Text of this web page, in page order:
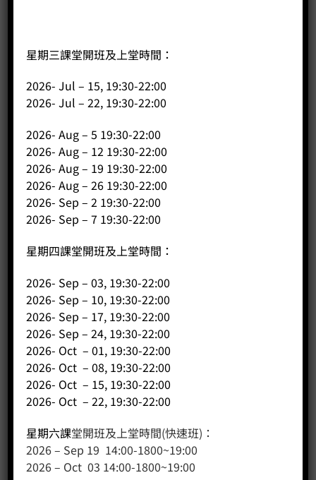
Astroia Plus4u TS
Price: HK$
-
BUY NOW
星期三課堂開班及上堂時間：
2026- Jul – 15, 19:30-22:00
2026- Jul – 22, 19:30-22:00
2026- Aug – 5 19:30-22:00
2026- Aug – 12 19:30-22:00
2026- Aug – 19 19:30-22:00
2026- Aug – 26 19:30-22:00
2026- Sep – 2 19:30-22:00
2026- Sep – 7 19:30-22:00
星期四課堂開班及上堂時間：
2026- Sep – 03, 19:30-22:00
2026- Sep – 10, 19:30-22:00
2026- Sep – 17, 19:30-22:00
2026- Sep – 24, 19:30-22:00
2026- Oct – 01, 19:30-22:00
2026- Oct – 08, 19:30-22:00
2026- Oct – 15, 19:30-22:00
2026- Oct – 22, 19:30-22:00
星期六課堂開班及上堂時間(快速班)：
2026 – Sep 19 14:00-1800~19:00
2026 – Oct 03 14:00-1800~19:00